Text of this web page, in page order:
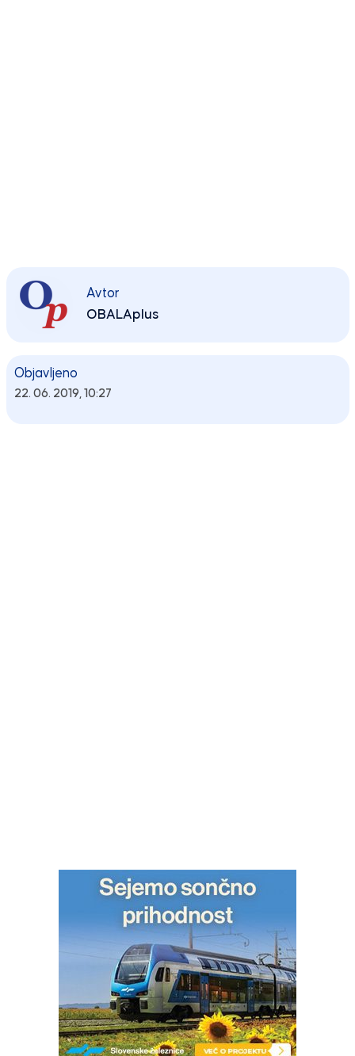
Avtor
OBALAplus
Objavljeno
22. 06. 2019, 10:27